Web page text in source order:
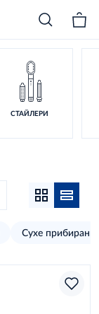
СТАЙЛЕРИ
Сухе